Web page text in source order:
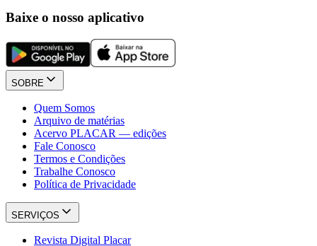
Baixe o nosso aplicativo
SOBRE
Quem Somos
Arquivo de matérias
Acervo PLACAR — edições
Fale Conosco
Termos e Condições
Trabalhe Conosco
Política de Privacidade
SERVIÇOS
Revista Digital Placar